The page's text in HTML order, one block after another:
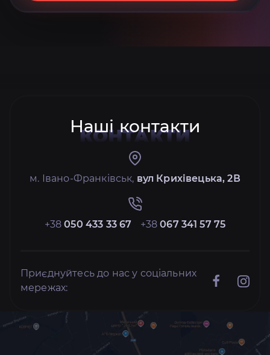
Наші контакти
КОНТАКТИ
м. Івано-Франківськ, вул Крихівецька, 2В
+38050 433 33 67 +38067 341 57 75
Приєднуйтесь до нас у соціальних
мережах: